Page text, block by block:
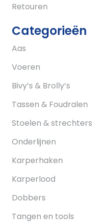
Retouren
Categorieën
Aas
Voeren
Bivy’s & Brolly’s
Tassen & Foudralen
Stoelen & strechters
Onderlijnen
Karperhaken
Karperlood
Dobbers
Tangen en tools